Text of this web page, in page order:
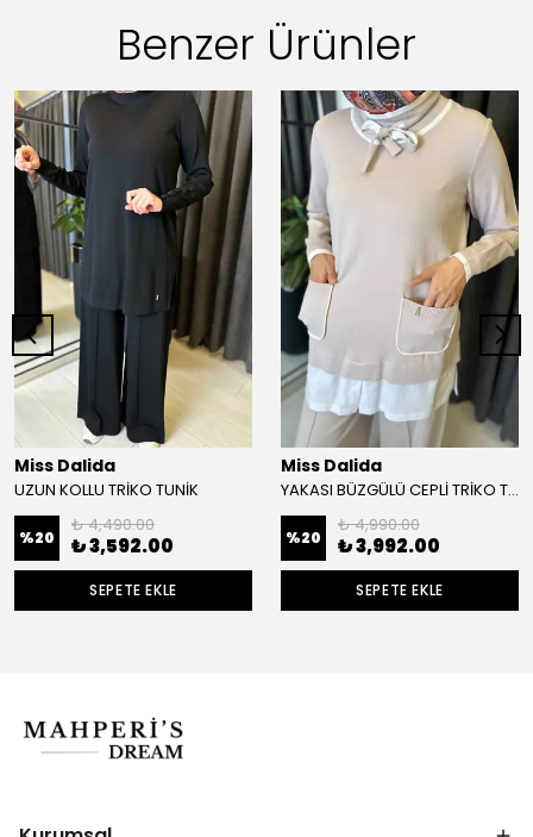
Benzer Ürünler
Miss Dalida
UZUN KOLLU TRİKO TUNİK
%20
₺ 4,490.00
₺ 3,592.00
SEPETE EKLE
Miss Dalida
YAKASI BÜZGÜLÜ CEPLİ TRİKO TUNİK
%20
₺ 4,990.00
₺ 3,992.00
SEPETE EKLE